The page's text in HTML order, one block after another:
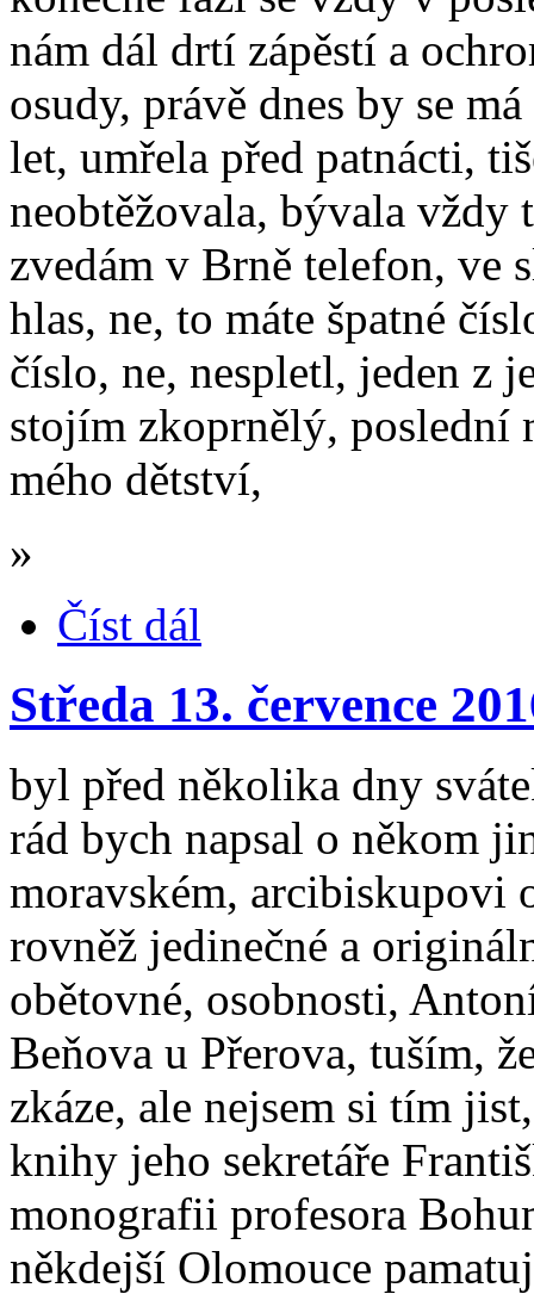
nám dál drtí zápěstí a
osudy, právě dnes by se
let, umřela před patnácti,
neobtěžovala, bývala vždy
zvedám v Brně telefon, ve
hlas, ne, to máte špatné
číslo, ne, nespletl, jeden z
stojím zkoprnělý, poslední
mého dětství,
»
Číst dál
Středa 13. července
byl před několika dny
rád bych napsal o někom
moravském, arcibiskupovi
rovněž jedinečné a
obětovné, osobnosti,
Beňova u Přerova, tuším,
zkáze, ale nejsem si tím
knihy jeho sekretáře
monografii profesora
někdejší Olomouce